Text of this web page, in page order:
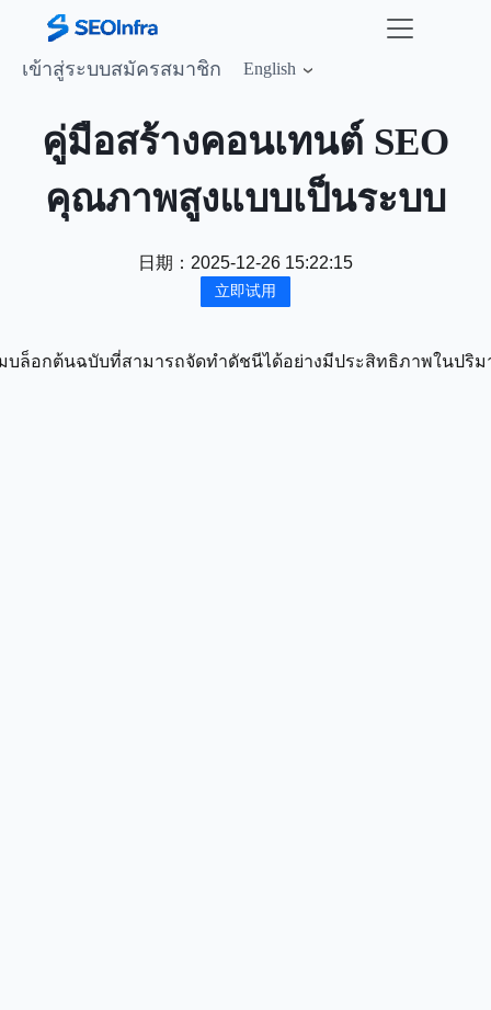
เข้าสู่ระบบสมัครสมาชิก English
คู่มือสร้างคอนเทนต์ SEO
คุณภาพสูงแบบเป็นระบบ
日期： 2025-12-26 15:22:15
立即试用
ล็อกต้นฉบับที่สามารถจัดทำดัชนีได้อย่างมีประสิทธิภาพใ